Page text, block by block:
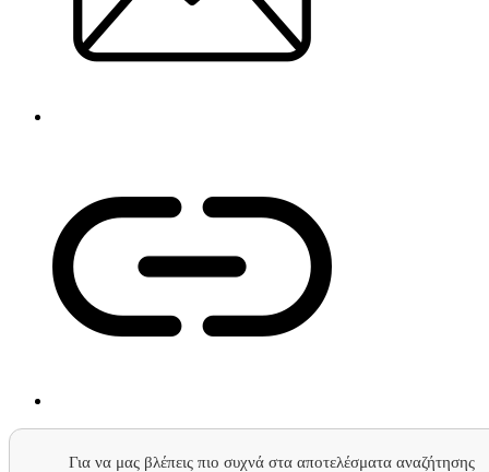
Για να μας βλέπεις πιο συχνά στα αποτελέσματα αναζήτησης